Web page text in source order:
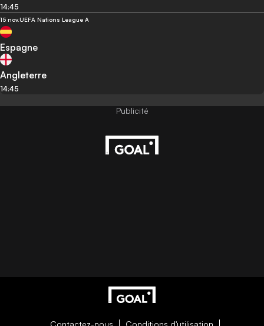
14:45
15 nov.UEFA Nations League A
Espagne
Angleterre
14:45
Contactez-nous Conditions d'utilisation